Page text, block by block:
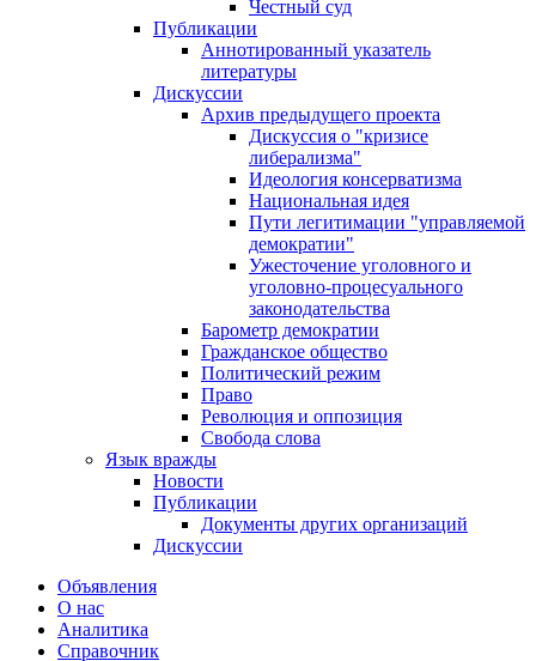
Честный суд
Публикации
Аннотированный указатель
литературы
Дискуссии
Архив предыдущего проекта
Дискуссия о "кризисе
либерализма"
Идеология консерватизма
Национальная идея
Пути легитимации "управляемой
демократии"
Ужесточение уголовного и
уголовно-процесуального
законодательства
Барометр демократии
Гражданское общество
Политический режим
Право
Революция и оппозиция
Свобода слова
Язык вражды
Новости
Публикации
Документы других организаций
Дискуссии
Объявления
О нас
Аналитика
Справочник